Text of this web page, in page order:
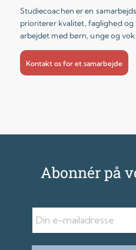
Studiecoachen er en
prioriterer kvalitet, faglighed
arbejdet med børn, unge og
Kontakt os for et samarbejde
Abonnér på